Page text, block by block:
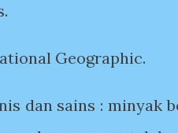
Geographic.
dan sains : minyak